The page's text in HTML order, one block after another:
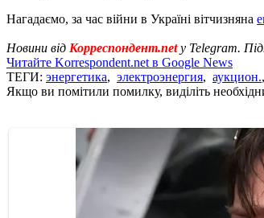
Нагадаємо, за час війни в Україні вітчизняна
Новини від Корреспондент.netу Telegram.
Читайте Korrespondent.net в Google News
ТЕГИ: энергетика, электроэнергия, аукцион.,
Якщо ви помітили помилку, виділіть